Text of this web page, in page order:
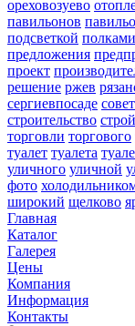
ореховозуево
павильонов
подсветкой полками
предложения
проект
решение ржев
сергиевпосаде
строительство
торговли торгового
туалет туалета
уличного уличной
фото
широкий щелково
Главная
Каталог
Галерея
Цены
Компания
Информация
Контакты